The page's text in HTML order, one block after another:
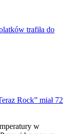
trafiła do
Rock” miał 72
w